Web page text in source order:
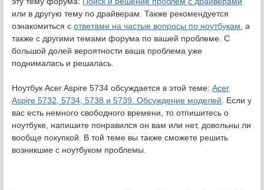
или в другую тему по драйверам. Также рекомендуется
ознакомиться сответами на частые вопросы по ноутбукам , а
также с другими темами форума по вашей проблеме. С
большой долей вероятности ваша проблема уже
поднималась и решалась.
Ноутбук Acer Aspire 5734 обсуждается в этой теме:Acer
Aspire 5732, 5734, 5738 и 5739. Обсуждение моделей . Если у
вас есть немного свободного времени, то отпишитесь о
ноутбуке, напишите понравился он вам или нет, довольны ли
вообще покупкой. В той теме вы также сможете решить
возникшие с ноутбуком проблемы.